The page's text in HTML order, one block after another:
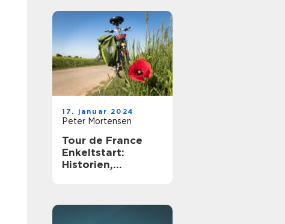
17. januar 2024
Peter Mortensen
Tour de France
Enkeltstart:
Historien,